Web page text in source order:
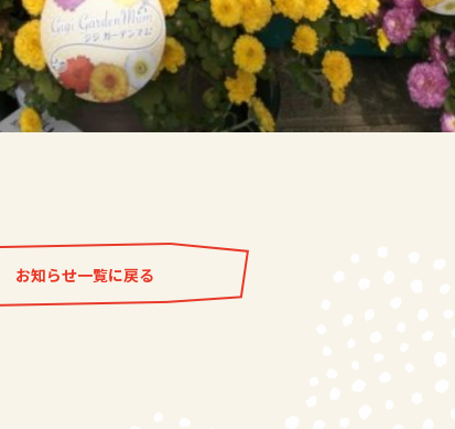
お知らせ一覧に戻る